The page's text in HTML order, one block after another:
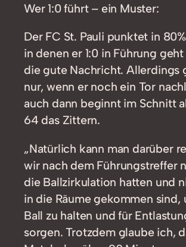
Wer 1:0 führt – ein Muster:
Der FC St. Pauli punktet in
in denen er 1:0 in Führung
die gute Nachricht. Allerdings
nur, wenn er noch ein Tor
auch dann beginnt im Schnitt
64 das Zittern.
„Natürlich kann man darüber
wir nach dem Führungstreffer
die Ballzirkulation hatten und
in die Räume gekommen sind,
Ball zu halten und für
sorgen. Trotzdem glaube ich,